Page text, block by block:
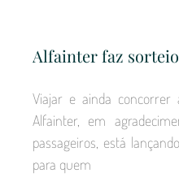
Alfainter faz
Viajar e ainda
Alfainter, em
passageiros, está
para quem